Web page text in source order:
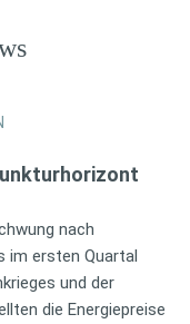
nach
im ersten Quartal
und der
die Energiepreise